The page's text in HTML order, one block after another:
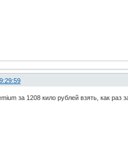
за 1208 кило рублей взять, как раз